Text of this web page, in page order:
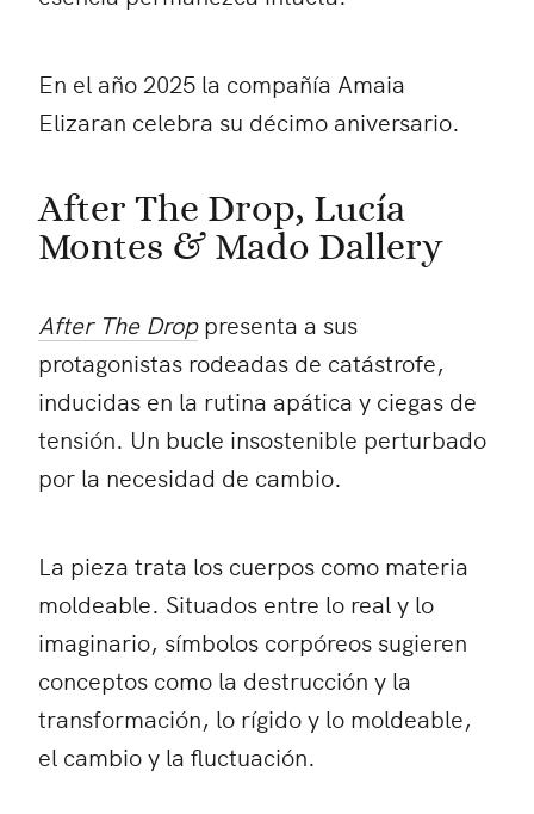
En el año 2025 la compañía Amaia
Elizaran celebra su décimo aniversario.
After The Drop, Lucía
Montes & Mado Dallery
After The Droppresenta a sus
protagonistas rodeadas de catástrofe,
inducidas en la rutina apática y ciegas de
tensión. Un bucle insostenible perturbado
por la necesidad de cambio.
La pieza trata los cuerpos como materia
moldeable. Situados entre lo real y lo
imaginario, símbolos corpóreos sugieren
conceptos como la destrucción y la
transformación, lo rígido y lo moldeable,
el cambio y la fluctuación.